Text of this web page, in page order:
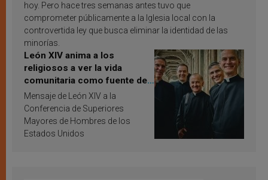
hoy. Pero hace tres semanas antes tuvo que
comprometer públicamente a la Iglesia local con la
controvertida ley que busca eliminar la identidad de las
minorías.
León XIV anima a los
religiosos a ver la vida
comunitaria como fuente de
inspiración y santificación
Mensaje de León XIV a la
Conferencia de Superiores
Mayores de Hombres de los
Estados Unidos